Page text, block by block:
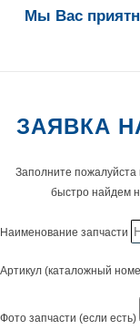
Мы Вас
ЗАЯВКА
Заполните
быстро найдем
Наименование запчасти
Артикул (каталожный
Фото запчасти (если есть)